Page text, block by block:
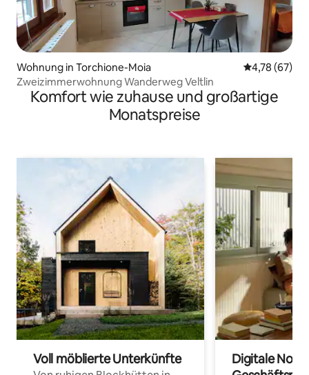
Wohnung in Torchione-Moia
4,78 (67)
Zweizimmerwohnung Wanderweg Veltlin
Komfort wie zuhause und großartige
Monatspreise
Voll möblierte Unterkünfte
Digitale